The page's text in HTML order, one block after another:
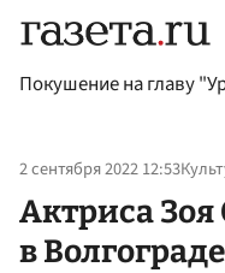
Покушение на главу
2 сентября 2022 12:53
Актриса Зоя
в Волгограде